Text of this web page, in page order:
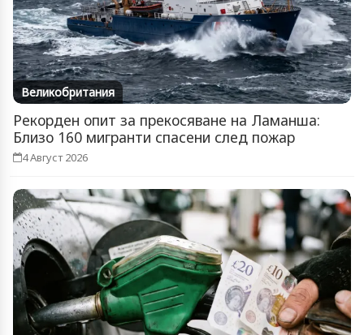
Великобритания
Рекорден опит за прекосяване на Ламанша:
Близо 160 мигранти спасени след пожар
4 Август 2026